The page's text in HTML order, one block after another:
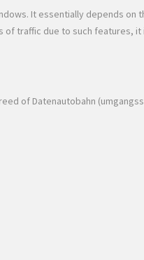
It essentially depends
traffic due to such features,
of Datenautobahn